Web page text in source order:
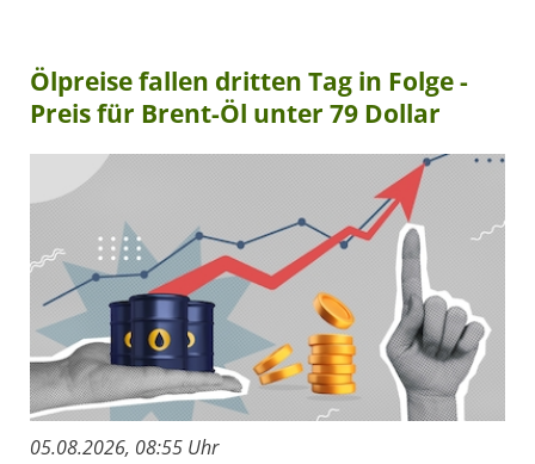
Ölpreise fallen dritten Tag in Folge -
Preis für Brent-Öl unter 79 Dollar
05.08.2026, 08:55 Uhr